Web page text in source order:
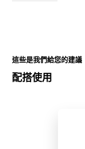
配搭使用
這些是我們給您的建議